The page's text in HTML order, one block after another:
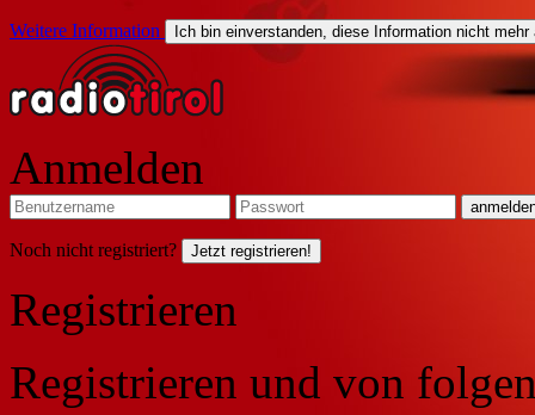
Weitere Information Ich bin einverstanden, diese Information nicht mehr
Anmelden
Noch nicht registriert? Jetzt registrieren!
Registrieren
Registrieren und von